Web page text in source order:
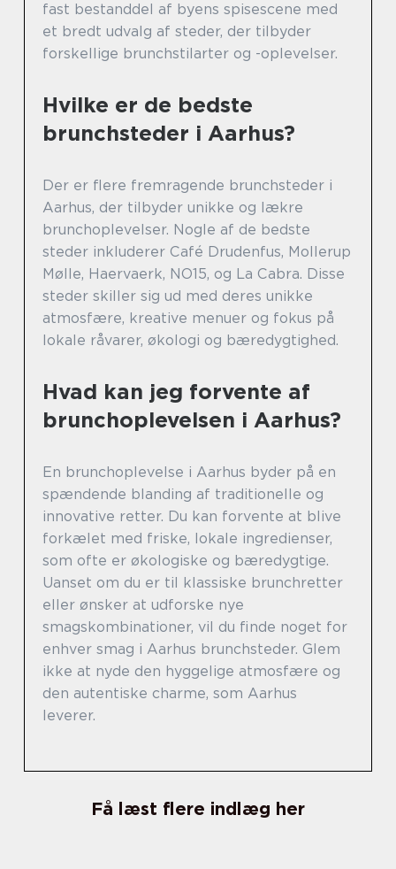
fast bestanddel af byens spisescene med
et bredt udvalg af steder, der tilbyder
forskellige brunchstilarter og -oplevelser.
Hvilke er de bedste
brunchsteder i Aarhus?
Der er flere fremragende brunchsteder i
Aarhus, der tilbyder unikke og lækre
brunchoplevelser. Nogle af de bedste
steder inkluderer Café Drudenfus, Mollerup
Mølle, Haervaerk, NO15, og La Cabra. Disse
steder skiller sig ud med deres unikke
atmosfære, kreative menuer og fokus på
lokale råvarer, økologi og bæredygtighed.
Hvad kan jeg forvente af
brunchoplevelsen i Aarhus?
En brunchoplevelse i Aarhus byder på en
spændende blanding af traditionelle og
innovative retter. Du kan forvente at blive
forkælet med friske, lokale ingredienser,
som ofte er økologiske og bæredygtige.
Uanset om du er til klassiske brunchretter
eller ønsker at udforske nye
smagskombinationer, vil du finde noget for
enhver smag i Aarhus brunchsteder. Glem
ikke at nyde den hyggelige atmosfære og
den autentiske charme, som Aarhus
leverer.
Få læst flere indlæg her